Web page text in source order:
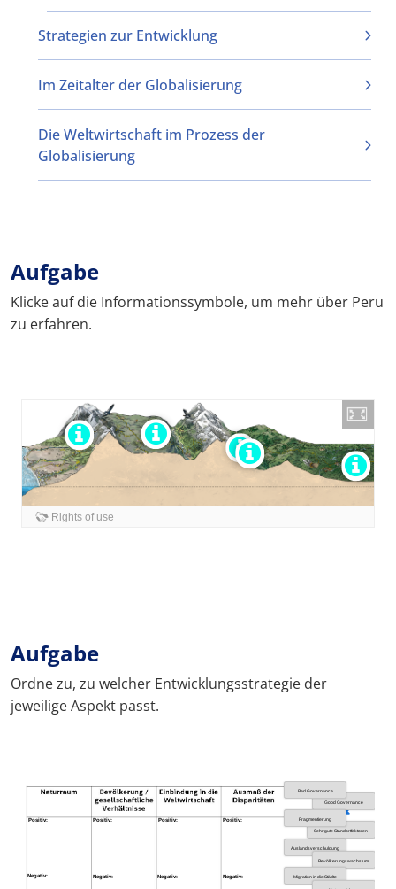
Strategien zur Entwicklung
Im Zeitalter der Globalisierung
Die Weltwirtschaft im Prozess der
Globalisierung
Aufgabe
Klicke auf die Informationssymbole, um mehr über Peru
zu erfahren.
Aufgabe
Ordne zu, zu welcher Entwicklungsstrategie der
jeweilige Aspekt passt.